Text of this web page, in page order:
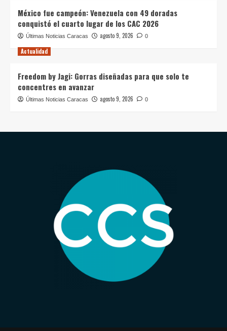
México fue campeón: Venezuela con 49 doradas
conquistó el cuarto lugar de los CAC 2026
Últimas Noticias Caracas agosto 9, 2026 0
Actualidad
Freedom by Jagi: Gorras diseñadas para que solo te
concentres en avanzar
Últimas Noticias Caracas agosto 9, 2026 0